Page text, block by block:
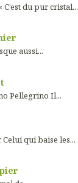
du pur cristal...
aussi...
Pellegrino Il...
qui baise les...